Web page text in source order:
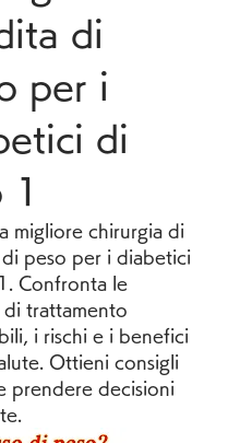
di
per i
di
migliore chirurgia di
peso per i diabetici
Confronta le
trattamento
i rischi e i benefici
Ottieni consigli
prendere decisioni